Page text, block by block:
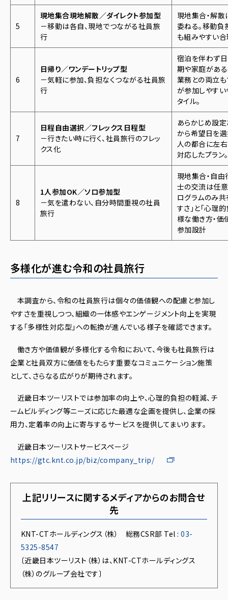
5
現地集合現地解散／ダイレクト参加型
－移動は各自、現地でつながる社員旅
行
現地集合・解
委ねる。移動負
も組みやすい
6
日帰り／ワンデートリップ型
－気軽に参加、負担なくつながる社員旅
行
宿泊を伴わず
期や家庭があ
業務との両立
が参加しやす
タイル。
7
日程自由選択／フレックス日程型
－行きたい時に行く、社員旅行のフレッ
クス化
あらかじめ設
から希望日を
人の都合に左
対応したプラン。
8
1人参加OK／ソロ参加型
－気を遣わない、自分時間重視の社員
旅行
現地集合・自由
士の交流は任
ログラムのみ共
すさ」と「心理
様な働き方・
参加設計
多様化が進む令和の社員旅行
本調査から、令和の社員旅行は個々の価値観への配慮と参加し
やすさを重視しつつ、組織の一体感やエンゲージメント向上を実現
する「多様性対応型」への転換が進んでいる様子を確認できます。
働き方や価値観が多様化する令和において、今後も社員旅行は
企業と社員双方に価値をもたらす重要なコミュニケーション施策
として、さらなる広がりが期待されます。
近畿日本ツーリストでは参加率の向上や、心理的負担の軽減、チ
ームビルディング等ニーズに応じた最適な企画を提供し、企業の採
用力、定着率の向上に寄与するサービスを提供してまいります。
近畿日本ツーリストサービスページ
https://gtc.knt.co.jp/biz/company_trip/
上記リリースに関するメディアからのお問合せ
先
KNT-CTホールディングス（株） 総務CSR部 Tel :03-
5325-8547
〔近畿日本ツーリスト（株）は、KNT-CTホールディングス
（株）のグループ会社です〕